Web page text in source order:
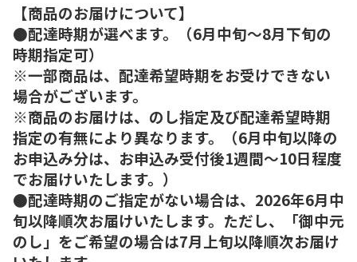
【商品のお届けについて】
●配達時期が選べます。（6月中旬～8月下旬の
時期指定可）
※一部商品は、配達希望時期をお受けできない
場合がございます。
※商品のお届けは、のし指定及び配達希望時期
指定の有無により異なります。（6月中旬以降の
お申込み分は、お申込み受付後1週間～10日程度
でお届けいたします。）
●配達時期のご指定がない場合は、2026年6月中
旬以降順次お届けいたします。ただし、「御中元
のし」をご希望の場合は7月上旬以降順次お届け